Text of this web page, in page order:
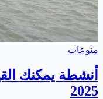
منوعات
أنشطة يمكنك
2025